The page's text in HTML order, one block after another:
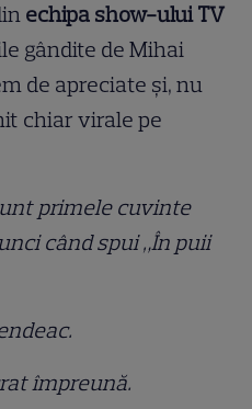
echipa show-ului TV
gândite de Mihai
de apreciate și, nu
chiar virale pe
primele cuvinte
când spui „În puii
împreună.